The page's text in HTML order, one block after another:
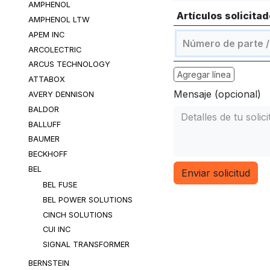
AMPHENOL
AMPHENOL LTW
APEM INC
ARCOLECTRIC
ARCUS TECHNOLOGY
ATTABOX
AVERY DENNISON
BALDOR
BALLUFF
BAUMER
BECKHOFF
BEL
BEL FUSE
BEL POWER SOLUTIONS
CINCH SOLUTIONS
CUI INC
SIGNAL TRANSFORMER
BERNSTEIN
Artículos
Agregar línea
Mensaje (opcional)
Enviar solicitud